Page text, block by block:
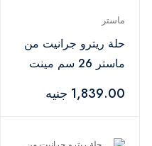
ماستر
حلة ريترو جرانيت من
ماستر 26 سم مينت
1,839.00 جنيه